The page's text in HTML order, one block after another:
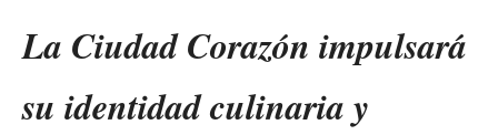
La Ciudad Corazón impulsará
su identidad culinaria y